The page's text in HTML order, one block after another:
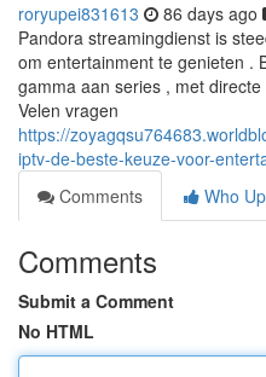
roryupei831613 86 days ago
Pandora streamingdienst is
om entertainment te genieten .
gamma aan series , met
Velen vragen
https://
iptv-de-beste-keuze-voor-
Comments
Who
Comments
Submit a Comment
No HTML